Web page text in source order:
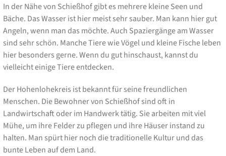
In der Nähe von Schießhof gibt es mehrere kleine Seen und
Bäche. Das Wasser ist hier meist sehr sauber. Man kann hier gut
Angeln, wenn man das möchte. Auch Spaziergänge am Wasser
sind sehr schön. Manche Tiere wie Vögel und kleine Fische leben
hier besonders gerne. Wenn du gut hinschaust, kannst du
vielleicht einige Tiere entdecken.
Der Hohenlohekreis ist bekannt für seine freundlichen
Menschen. Die Bewohner von Schießhof sind oft in
Landwirtschaft oder im Handwerk tätig. Sie arbeiten mit viel
Mühe, um ihre Felder zu pflegen und ihre Häuser instand zu
halten. Man spürt hier noch die traditionelle Kultur und das
bunte Leben auf dem Land.